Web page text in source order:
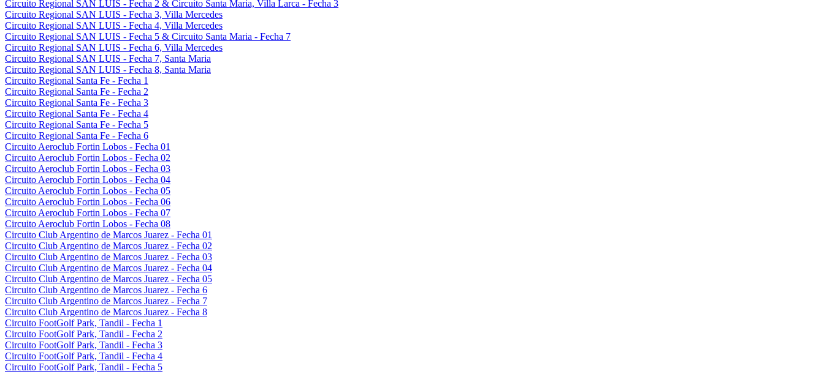
Circuito Regional SAN LUIS - Fecha 2 & Circuito Santa Maria, Villa Larca - Fecha 3
Circuito Regional SAN LUIS - Fecha 3, Villa Mercedes
Circuito Regional SAN LUIS - Fecha 4, Villa Mercedes
Circuito Regional SAN LUIS - Fecha 5 & Circuito Santa Maria - Fecha 7
Circuito Regional SAN LUIS - Fecha 6, Villa Mercedes
Circuito Regional SAN LUIS - Fecha 7, Santa Maria
Circuito Regional SAN LUIS - Fecha 8, Santa Maria
Circuito Regional Santa Fe - Fecha 1
Circuito Regional Santa Fe - Fecha 2
Circuito Regional Santa Fe - Fecha 3
Circuito Regional Santa Fe - Fecha 4
Circuito Regional Santa Fe - Fecha 5
Circuito Regional Santa Fe - Fecha 6
Circuito Aeroclub Fortin Lobos - Fecha 01
Circuito Aeroclub Fortin Lobos - Fecha 02
Circuito Aeroclub Fortin Lobos - Fecha 03
Circuito Aeroclub Fortin Lobos - Fecha 04
Circuito Aeroclub Fortin Lobos - Fecha 05
Circuito Aeroclub Fortin Lobos - Fecha 06
Circuito Aeroclub Fortin Lobos - Fecha 07
Circuito Aeroclub Fortin Lobos - Fecha 08
Circuito Club Argentino de Marcos Juarez - Fecha 01
Circuito Club Argentino de Marcos Juarez - Fecha 02
Circuito Club Argentino de Marcos Juarez - Fecha 03
Circuito Club Argentino de Marcos Juarez - Fecha 04
Circuito Club Argentino de Marcos Juarez - Fecha 05
Circuito Club Argentino de Marcos Juarez - Fecha 6
Circuito Club Argentino de Marcos Juarez - Fecha 7
Circuito Club Argentino de Marcos Juarez - Fecha 8
Circuito FootGolf Park, Tandil - Fecha 1
Circuito FootGolf Park, Tandil - Fecha 2
Circuito FootGolf Park, Tandil - Fecha 3
Circuito FootGolf Park, Tandil - Fecha 4
Circuito FootGolf Park, Tandil - Fecha 5